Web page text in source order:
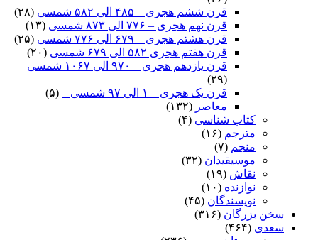
قرن ششم هجری – ۴۸۵ الی ۵۸۲ شمسی
(۲۸)
قرن نهم هجری – ۷۷۶ الی ۸۷۳ شمسی
(۱۳)
قرن هشتم هجری – ۶۷۹ الی ۷۷۶ شمسی
(۲۵)
قرن هفتم هجری ۵۸۲ الی ۶۷۹ شمسی
(۲۰)
قرن یازدهم هجری – ۹۷۰ الی ۱۰۶۷ شمسی
(۲۹)
قرن یک هجری – ۱ الی ۹۷ شمسی –
(۵)
معاصر (۱۳۲)
کتاب شناسی (۴)
مترجم (۱۶)
منجم (۷)
موسیقیدان (۳۲)
نقاش (۱۹)
نوازنده (۱۰)
نویسندگان (۴۵)
سخن بزرگان (۳۱۶)
سعدی (۴۶۴)